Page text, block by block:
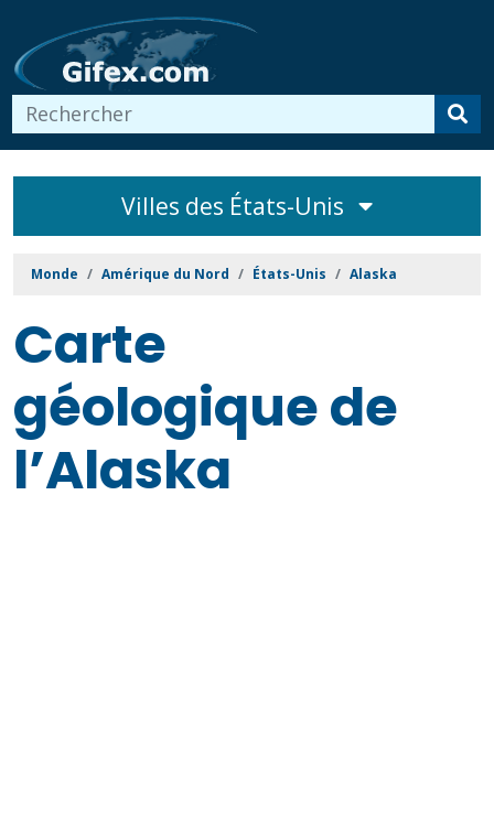
Villes des États-Unis
Monde Amérique du Nord États-Unis Alaska
Carte
géologique de
l’Alaska